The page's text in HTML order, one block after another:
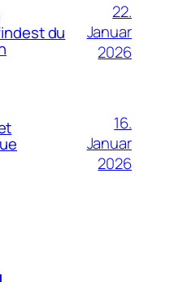
du
22.
Januar
2026
16.
Januar
2026